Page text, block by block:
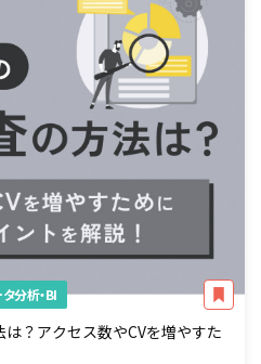
分析・BI
？アクセス数やCVを増やすた